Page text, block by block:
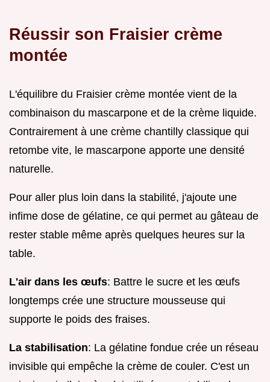
Réussir son Fraisier crème
montée
L'équilibre du Fraisier crème montée vient de la
combinaison du mascarpone et de la crème liquide.
Contrairement à une crème chantilly classique qui
retombe vite, le mascarpone apporte une densité
naturelle.
Pour aller plus loin dans la stabilité, j'ajoute une
infime dose de gélatine, ce qui permet au gâteau de
rester stable même après quelques heures sur la
table.
L'air dans les œufs: Battre le sucre et les œufs
longtemps crée une structure mousseuse qui
supporte le poids des fraises.
La stabilisation: La gélatine fondue crée un réseau
invisible qui empêche la crème de couler. C'est un